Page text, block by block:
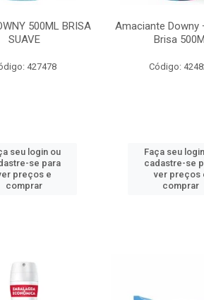
500ML BRISA
SUAVE
427478
seu login ou
se para
preços e
comprar
Amaciante Downy
Brisa
Código:
Faça seu
cadastre-se
ver preços
comprar